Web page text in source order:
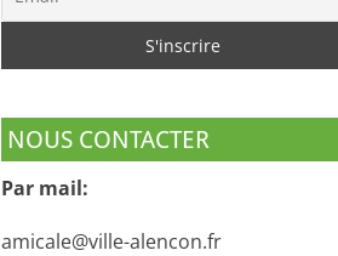
NOUS CONTACTER
Par mail:
amicale@ville-alencon.fr